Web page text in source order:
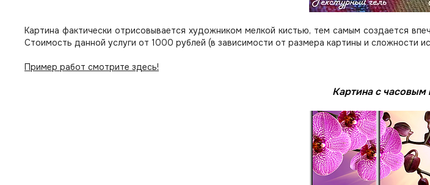
Картина фактически отрисовывается художником мелкой кистью, тем самым создается
Стоимость данной услуги от 1000 рублей (в зависимости от размера картины и сложности
Пример работ смотрите здесь!
Картина с